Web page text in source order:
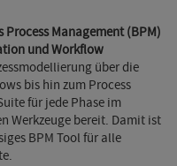
Process Management (BPM)
und Workflow
über die
bis hin zum Process
für jede Phase im
Werkzeuge bereit. Damit ist
BPM Tool für alle